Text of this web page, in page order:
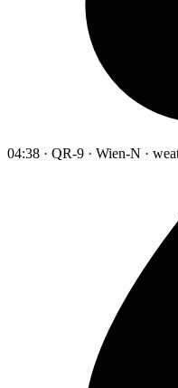
04:38 · QR-9 · Wien-N ·